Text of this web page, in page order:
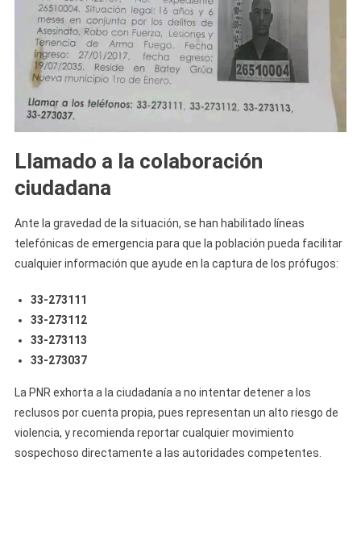
Llamado a la colaboración
ciudadana
Ante la gravedad de la situación, se han habilitado líneas
telefónicas de emergencia para que la población pueda facilitar
cualquier información que ayude en la captura de los prófugos:
33-273111
33-273112
33-273113
33-273037
La PNR exhorta a la ciudadanía a no intentar detener a los
reclusos por cuenta propia, pues representan un alto riesgo de
violencia, y recomienda reportar cualquier movimiento
sospechoso directamente a las autoridades competentes.